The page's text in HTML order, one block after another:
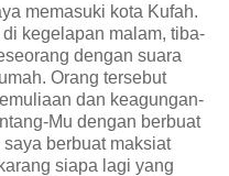
memasuki kota Kufah.
kegelapan malam, tiba-
dengan suara
Orang tersebut
dan keagungan-
Mu dengan berbuat
berbuat maksiat
siapa lagi yang